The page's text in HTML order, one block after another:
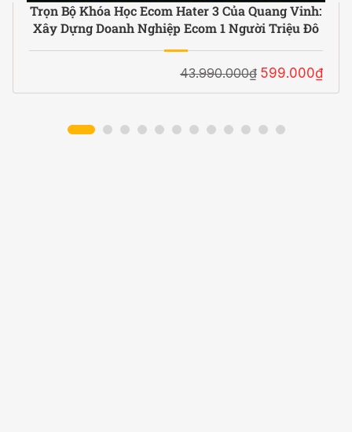
Trọn Bộ Khóa Học Ecom Hater 3 Của Quang Vinh:
Xây Dựng Doanh Nghiệp Ecom 1 Người Triệu Đô
43.990.000₫ 599.000₫